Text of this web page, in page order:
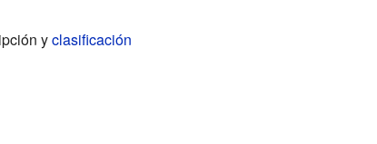
yclasificación